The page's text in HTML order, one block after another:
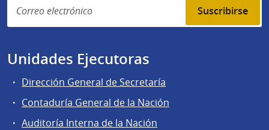
Suscribirse
Unidades Ejecutoras
Dirección General de Secretaría
Contaduría General de la Nación
Auditoría Interna de la Nación